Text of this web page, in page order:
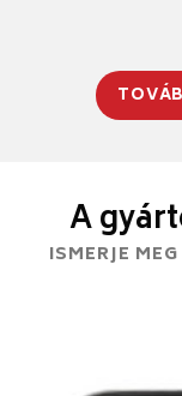
A
ISMERJE